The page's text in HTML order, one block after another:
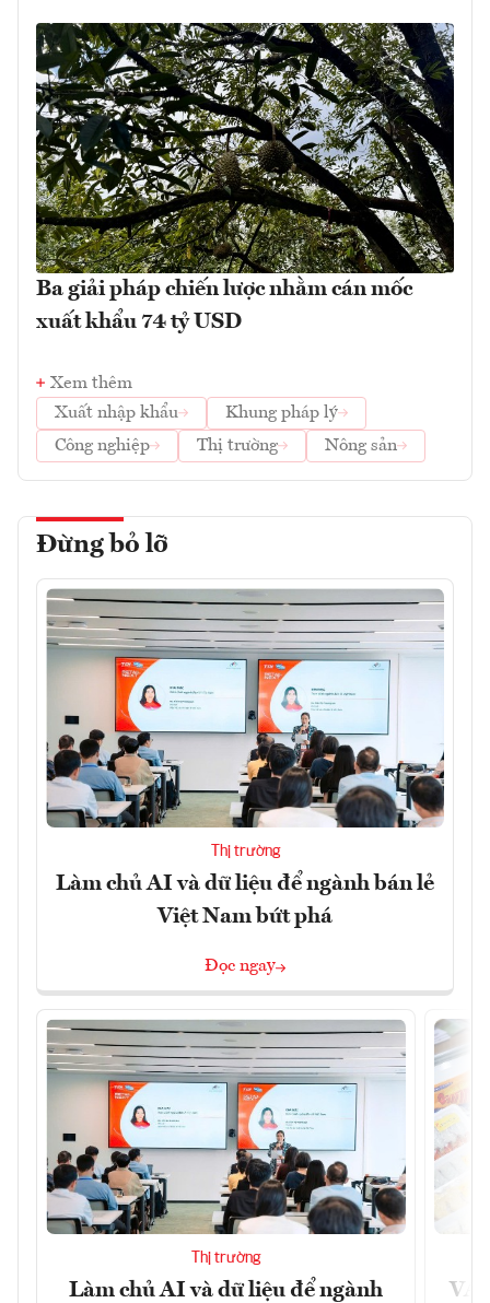
Ba giải pháp chiến lược nhằm cán mốc
xuất khẩu 74 tỷ USD
Xem thêm
Xuất nhập khẩu
Khung pháp lý
Công nghiệp
Thị trường Nông sản
Đừng bỏ lỡ
Thị trường
Làm chủ AI và dữ liệu để ngành bán lẻ
Việt Nam bứt phá
Đọc ngay
Thị trường
Làm chủ AI và dữ liệu để ngành